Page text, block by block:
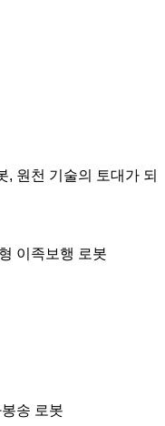
, 원천 기술의 토대가 되
이족보행 로봇
송 로봇